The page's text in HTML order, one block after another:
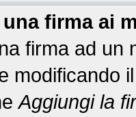
firma ai
firma ad un
modificando
Aggiungi la